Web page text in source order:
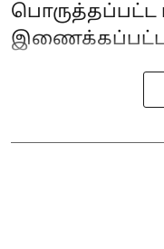
பொருத்தப்பட்ட
இணைக்கப்பட்ட 3